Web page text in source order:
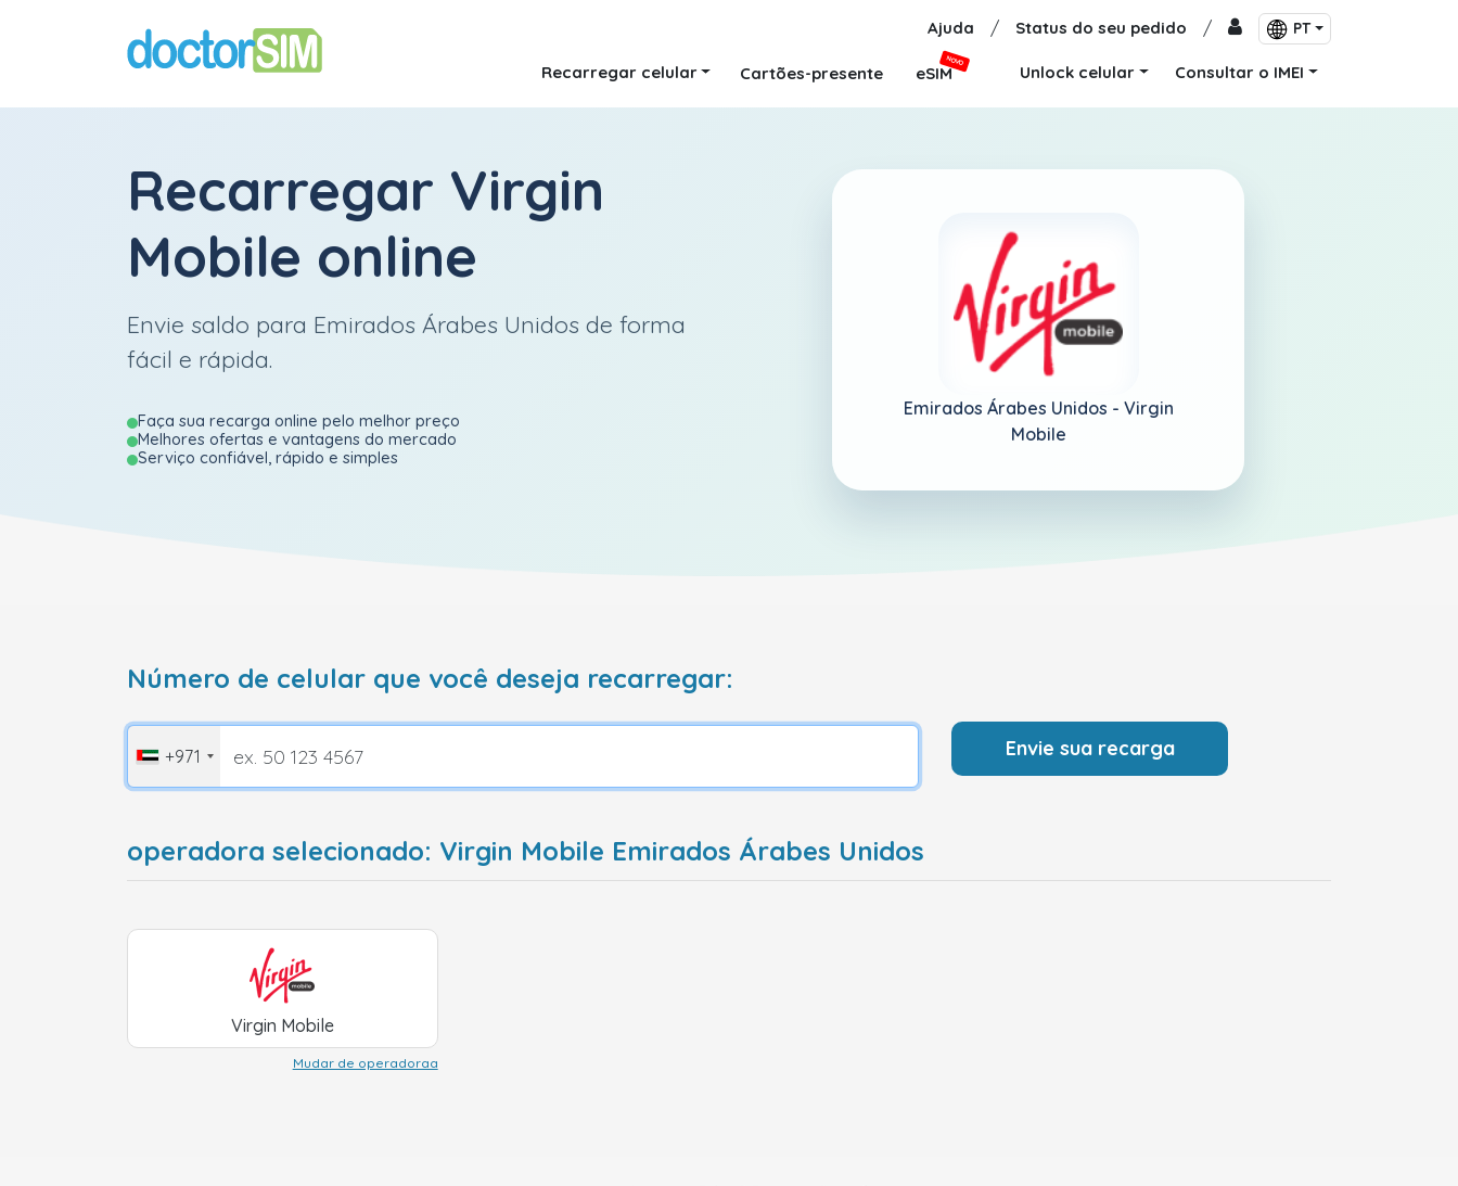
Ajuda / Status do seu pedido / PT
Recarregar celular Cartões-presente eSIM
NOVO
Unlock celular Consultar o IMEI
Recarregar Virgin
Mobile online
Envie saldo para Emirados Árabes Unidos de forma
fácil e rápida.
Faça sua recarga online pelo melhor preço
Melhores ofertas e vantagens do mercado
Serviço confiável, rápido e simples
Emirados Árabes Unidos - Virgin
Mobile
Número de celular que você deseja recarregar:
+971 Envie sua recarga
operadora selecionado: Virgin Mobile Emirados Árabes Unidos
Virgin Mobile
Mudar de operadoraa